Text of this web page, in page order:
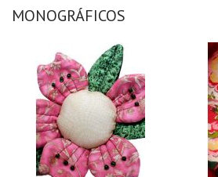
MONOGRÁFICOS